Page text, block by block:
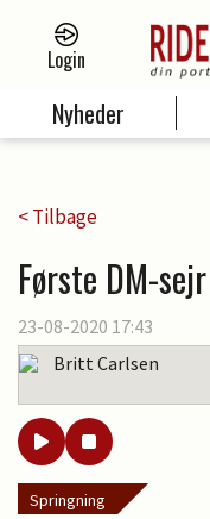
Login
Nyheder
< Tilbage
Første DM-
23-08-2020 17:43
Britt Carlsen
Springning